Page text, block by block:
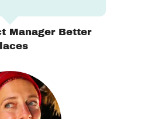
Manager Better